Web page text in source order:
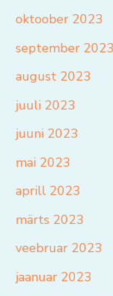
oktoober 2023
september 2023
august 2023
juuli 2023
juuni 2023
mai 2023
aprill 2023
märts 2023
veebruar 2023
jaanuar 2023